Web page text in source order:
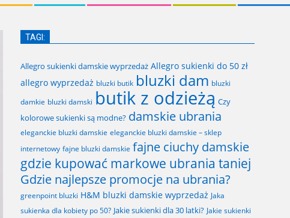
TAGI:
Allegro sukienki damskie wyprzedaż Allegro sukienki do 50 zł
allegro wyprzedaż bluzki butik bluzki dam bluzki
damkie bluzki damski butik z odzieżą Czy
kolorowe sukienki są modne? damskie ubrania
eleganckie bluzki damskie eleganckie bluzki damskie – sklep
internetowy fajne bluzki damskie fajne ciuchy damskie
gdzie kupować markowe ubrania taniej
Gdzie najlepsze promocje na ubrania?
greenpoint bluzki H&M bluzki damskie wyprzedaż Jaka
sukienka dla kobiety po 50? Jakie sukienki dla 30 latki? Jakie sukienki